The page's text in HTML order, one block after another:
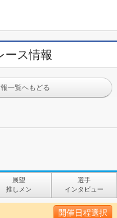
ース情報
一覧へもどる
展望
推しメン
選手
インタビュー
開催日程選択